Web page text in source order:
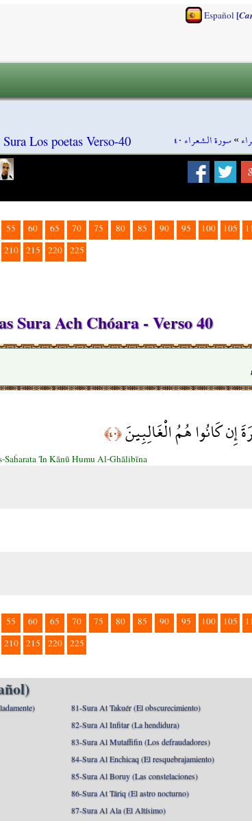
Español [
»سورة الشعراء ٤٠ Los poetas Verso-40
55 60 65 70 75 80 85 90 95 100 105
210 215 220 225
Sura Ach Chóara - Verso 40
إِن كَانُوا هُمُ الْغَالِبِينَ﴿٤٠﴾
Saĥarata 'In Kānū Humu Al-Ghālibīna
55 60 65 70 75 80 85 90 95 100 105
210 215 220 225
81-Sura At Takuér (El obscurecimiento)
82-Sura Al Infitar (La hendidura)
83-Sura Al Mutaffifin (Los defraudadores)
84-Sura Al Enchicaq (El resquebrajamiento)
85-Sura Al Boruy (Las constelaciones)
86-Sura At Táriq (El astro nocturno)
87-Sura Al Ala (El Altísimo)